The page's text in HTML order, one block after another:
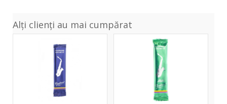
Alți clienți au mai cumpărat